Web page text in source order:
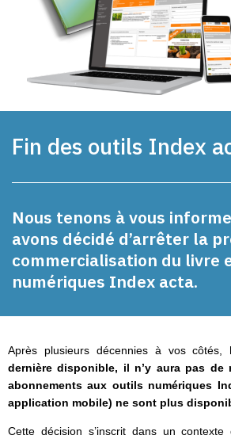
Fin des outils Index
Nous tenons à vous
avons décidé d’arrêter la
commercialisation du livre
numériques Index acta.
Après plusieurs décennies à vos côtés,
dernière disponible, il n’y aura pas de
abonnements aux outils numériques
application mobile) ne sont plus
Cette décision s’inscrit dans un contexte